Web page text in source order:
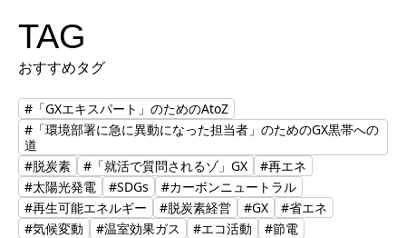
TAG
おすすめタグ
#「GXエキスパート」のためのAtoZ
#「環境部署に急に異動になった担当者」のためのGX黒帯への
道
#脱炭素
#「就活で質問されるゾ」GX
#再エネ
#太陽光発電
#SDGs
#カーボンニュートラル
#再生可能エネルギー
#脱炭素経営 #GX
#省エネ
#気候変動
#温室効果ガス #エコ活動
#節電